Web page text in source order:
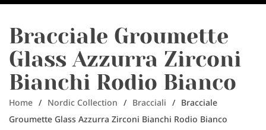
Bracciale Groumette
Glass Azzurra Zirconi
Bianchi Rodio Bianco
Home / Nordic Collection / Bracciali / Bracciale
Groumette Glass Azzurra Zirconi Bianchi Rodio Bianco